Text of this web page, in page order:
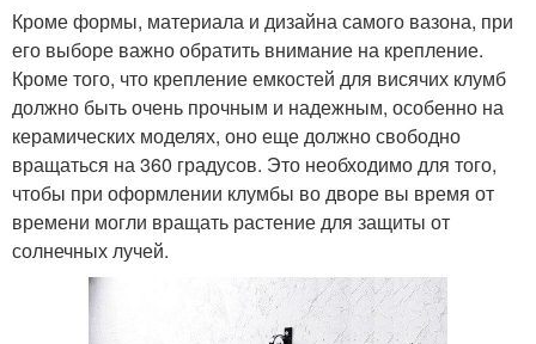
Кроме формы, материала и дизайна самого вазона, при
его выборе важно обратить внимание на крепление.
Кроме того, что крепление емкостей для висячих клумб
должно быть очень прочным и надежным, особенно на
керамических моделях, оно еще должно свободно
вращаться на 360 градусов. Это необходимо для того,
чтобы при оформлении клумбы во дворе вы время от
времени могли вращать растение для защиты от
солнечных лучей.